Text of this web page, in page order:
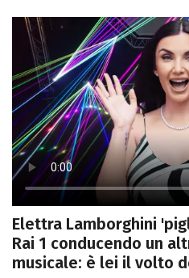
Elettra Lamborghini
Rai 1 conducendo un
musicale: è lei il volto